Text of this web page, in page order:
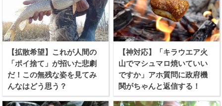
【拡散希望】これが人間の
「ポイ捨て」が招いた悲劇
だ！この無残な姿を見てみ
んなはどう思う？
【神対応】「キラウエア火
山でマシュマロ焼いていい
ですか」アホ質問に政府機
関がちゃんと返信する！